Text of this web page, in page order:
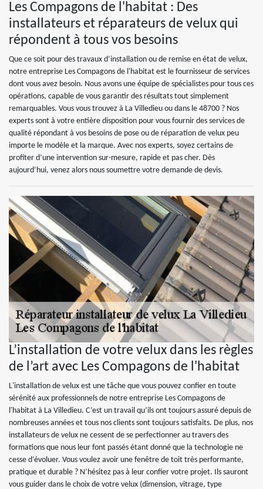
Les Compagons de l'habitat : Des
installateurs et réparateurs de velux qui
répondent à tous vos besoins
Que ce soit pour des travaux d’installation ou de remise en état de velux,
notre entreprise Les Compagons de l'habitat est le fournisseur de services
dont vous avez besoin. Nous avons une équipe de spécialistes pour tous ces
opérations, capable de vous garantir des résultats tout simplement
remarquables. Vous vous trouvez à La Villedieu ou dans le 48700 ? Nos
experts sont à votre entière disposition pour vous fournir des services de
qualité répondant à vos besoins de pose ou de réparation de velux peu
importe le modèle et la marque. Avec nos experts, soyez certains de
profiter d’une intervention sur-mesure, rapide et pas cher. Dès
aujourd’hui, venez alors nous soumettre votre demande de devis.
L’installation de votre velux dans les règles
de l’art avec Les Compagons de l'habitat
L'installation de velux est une tâche que vous pouvez confier en toute
sérénité aux professionnels de notre entreprise Les Compagons de
l'habitat à La Villedieu. C’est un travail qu’ils ont toujours assuré depuis de
nombreuses années et tous nos clients sont toujours satisfaits. De plus, nos
installateurs de velux ne cessent de se perfectionner au travers des
formations que nous leur font passés étant donné que la technologie ne
cesse d’évoluer. Vous voulez avoir une fenêtre de toit très performante,
pratique et durable ? N’hésitez pas à leur confier votre projet. Ils sauront
vous guider dans le choix de votre velux (dimension, vitrage, type